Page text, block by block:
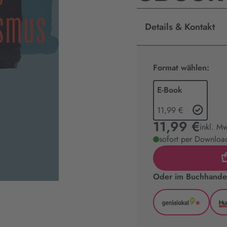
Details & Kontakt
Format wählen:
E-Book
11,99 €
11,99 €inkl.
sofort per
Oder im
*